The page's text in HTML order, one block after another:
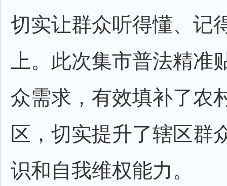
切实让群众听得懂、记
上。此次集市普法精准
众需求，有效填补了农
区，切实提升了辖区群
识和自我维权能力。